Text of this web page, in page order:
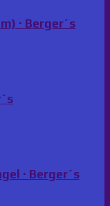
· Berger´s
· Berger´s